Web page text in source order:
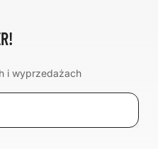
i wyprzedażach